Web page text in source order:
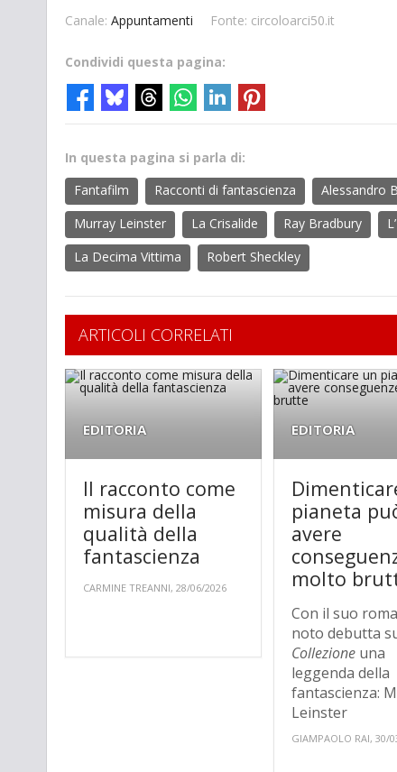
Canale: Appuntamenti Fonte: circoloarci50.it
Condividi questa pagina:
In questa pagina si parla di:
Fantafilm
Racconti di fantascienza Alessandro
Murray Leinster
La Crisalide Ray Bradbury
La Decima Vittima
Robert Sheckley
ARTICOLI CORRELATI
EDITORIA
Il racconto come
misura della
qualità della
fantascienza
CARMINE TREANNI, 28/06/2026
EDITORIA
pianeta
avere
molto
Con il suo
noto debutta
Collezione una
leggenda della
fantascienza:
Leinster
GIAMPAOLO RAI, 30/